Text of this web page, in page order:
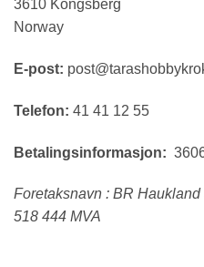
3610 Kongsberg
Norway
E-post:
Telefon: 41 41 12 55
Betalingsinformasjon:
Foretaksnavn : BR
518 444 MVA